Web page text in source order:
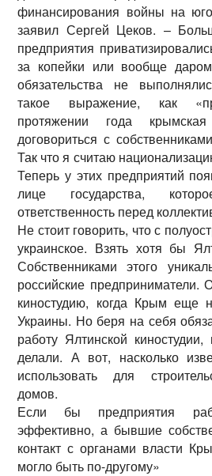
финансирования войны на
заявил Сергей Цеков. –
предприятия
за копейки или вообще
обязательства не
такое выражение, как
протяжении года
договориться с
Так что я считаю
Теперь у этих предприятий
лице государства,
ответственность перед
Не стоит говорить, что с
украинское. Взять хотя бы
Собственниками этого
российские предприниматели.
киностудию, когда Крым еще
Украины. Но беря на себя
работу Ялтинской
делали. А вот, насколько
использовать для
домов.
Если бы предприятия
эффективно, а бывшие
контакт с органами власти
могло быть по-другому»